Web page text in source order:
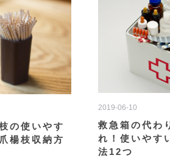
の使いやす
楊枝収納方
2019-06-10
救急箱の代わ
れ！使いやす
法12つ